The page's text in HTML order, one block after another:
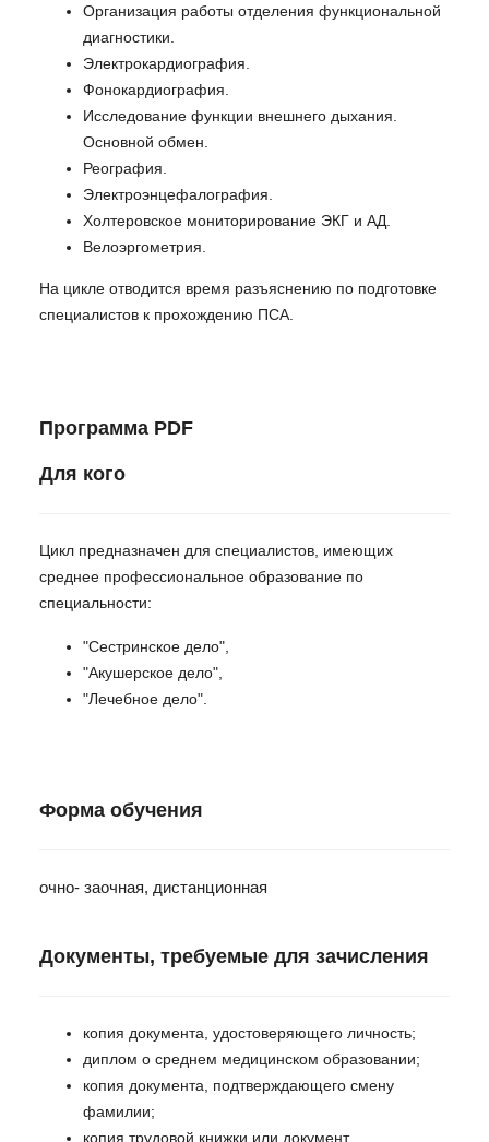
Организация работы отделения функциональной
диагностики.
Электрокардиография.
Фонокардиография.
Исследование функции внешнего дыхания.
Основной обмен.
Реография.
Электроэнцефалография.
Холтеровское мониторирование ЭКГ и АД.
Велоэргометрия.
На цикле отводится время разъяснению по подготовке
специалистов к прохождению ПСА.
Программа PDF
Для кого
Цикл предназначен для специалистов, имеющих
среднее профессиональное образование по
специальности:
"Сестринское дело",
"Акушерское дело",
"Лечебное дело".
Форма обучения
очно- заочная, дистанционная
Документы, требуемые для зачисления
копия документа, удостоверяющего личность;
диплом о среднем медицинском образовании;
копия документа, подтверждающего смену
фамилии;
копия трудовой книжки или документ,